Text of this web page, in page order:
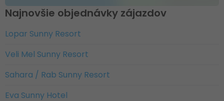
Najnovšie objednávky zájazdov
Lopar Sunny Resort
Veli Mel Sunny Resort
Sahara / Rab Sunny Resort
Eva Sunny Hotel